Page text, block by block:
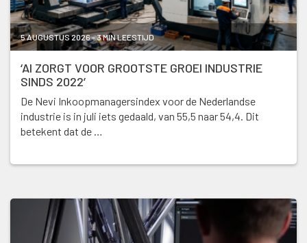
5 AUGUSTUS 2026 - 3 MIN LEESTIJD
‘AI ZORGT VOOR GROOTSTE GROEI INDUSTRIE
SINDS 2022’
De Nevi Inkoopmanagersindex voor de Nederlandse
industrie is in juli iets gedaald, van 55,5 naar 54,4. Dit
betekent dat de …